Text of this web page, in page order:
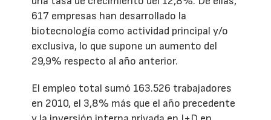
617 empresas han desarrollado la
biotecnología como actividad principal y/o
exclusiva, lo que supone un aumento del
29,9% respecto al año anterior.
El empleo total sumó 163.526 trabajadores
en 2010, el 3,8% más que el año precedente